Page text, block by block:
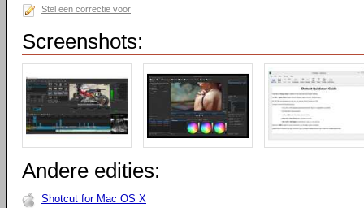
Stel een correctie voor
Screenshots:
Andere edities:
Shotcut for Mac OS X